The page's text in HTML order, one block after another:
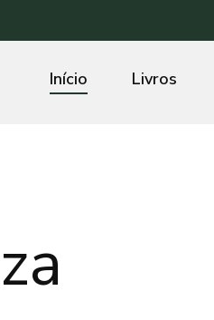
Início Livros